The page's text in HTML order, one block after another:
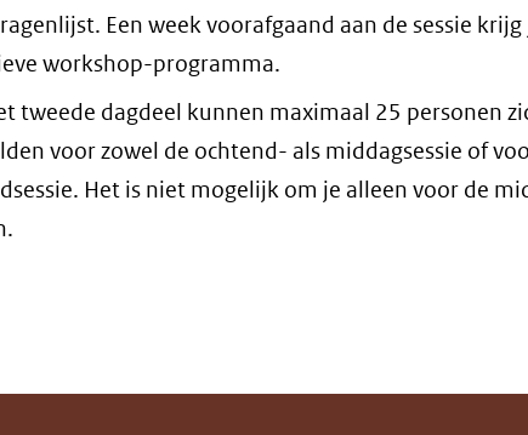
Een week voorafgaand aan de sessie
workshop-programma.
tweede dagdeel kunnen maximaal 25 personen
voor zowel de ochtend- als middagsessie of
Het is niet mogelijk om je alleen voor de